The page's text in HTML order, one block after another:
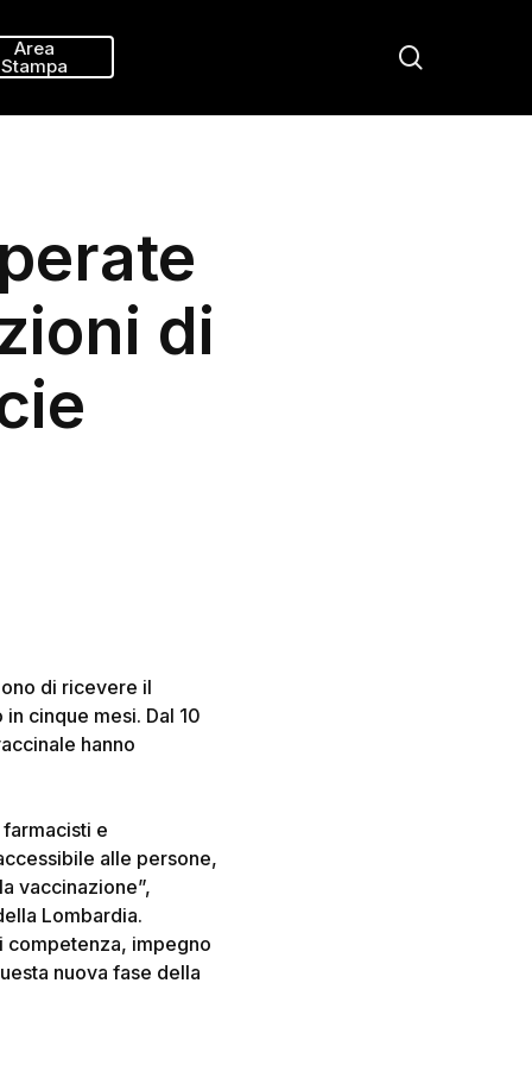
Area
Stampa
di
di ricevere il
cinque mesi. Dal 10
hanno
e
alle persone,
vaccinazione”,
Lombardia.
competenza, impegno
nuova fase della